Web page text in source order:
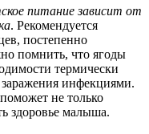
питание зависит от
. Рекомендуется
постепенно
помнить, что ягоды
термически
заражения инфекциями.
не только
здоровье малыша.